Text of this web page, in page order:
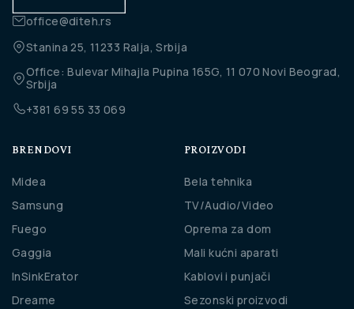
office@diteh.rs
Stanina 25, 11233 Ralja, Srbija
Office: Bulevar Mihajla Pupina 165G, 11 070 Novi Beograd,
Srbija
+381 69 55 33 069
BRENDOVI
Midea
Samsung
Fuego
Gaggia
InSinkErator
Dreame
PROIZVODI
Bela tehnika
TV/Audio/Video
Oprema za dom
Mali kućni aparati
Kablovi i punjači
Sezonski proizvodi